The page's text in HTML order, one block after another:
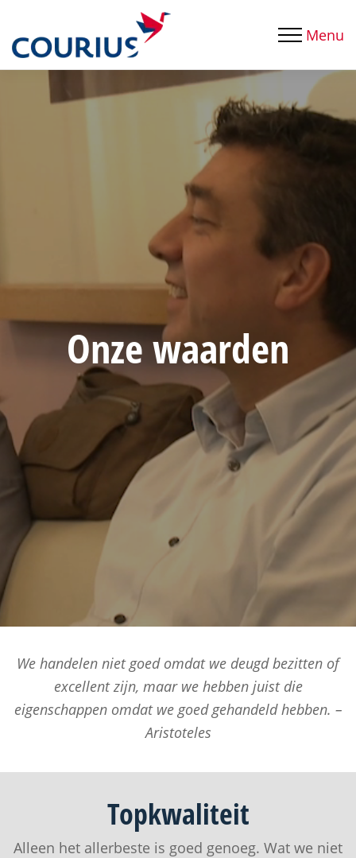
Menu
Onzewaarden
We handelen niet goed omdat we deugd bezitten of
excellent zijn, maar we hebben juist die
eigenschappen omdat we goed gehandeld hebben. –
Aristoteles
Topkwaliteit
Alleen het allerbeste is goed genoeg. Wat we niet